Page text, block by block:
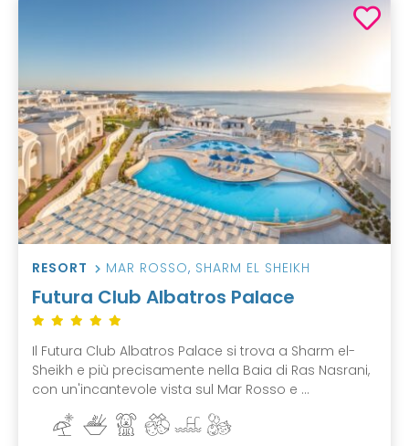
RESORT MAR ROSSO, SHARM EL SHEIKH
Futura Club Albatros Palace
Il Futura Club Albatros Palace si trova a Sharm el-
Sheikh e più precisamente nella Baia di Ras Nasrani,
con un'incantevole vista sul Mar Rosso e ...